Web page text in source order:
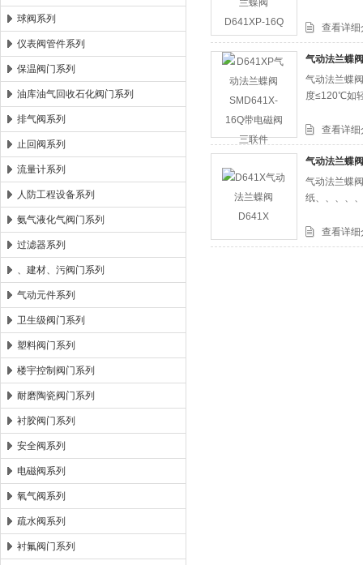
球阀系列
仪表阀管件系列
保温阀门系列
油库油气回收石化阀门系列
排气阀系列
止回阀系列
流量计系列
人防工程设备系列
氨气液化气阀门系列
过滤器系列
、建材、污阀门系列
气动元件系列
卫生级阀门系列
塑料阀门系列
楼宇控制阀门系列
耐磨陶瓷阀门系列
衬胶阀门系列
安全阀系列
电磁阀系列
氧气阀系列
疏水阀系列
衬氟阀门系列
查看详细
气动法兰蝶
气动法兰蝶
度≤120℃如
查看详细
气动法兰蝶
气动法兰蝶
纸、、、、
查看详细